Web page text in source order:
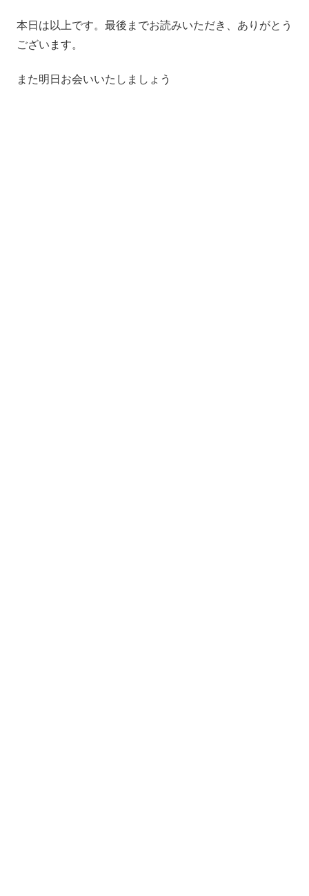
本日は以上です。最後までお読みいただき、ありがとう
ございます。
また明日お会いいたしましょう